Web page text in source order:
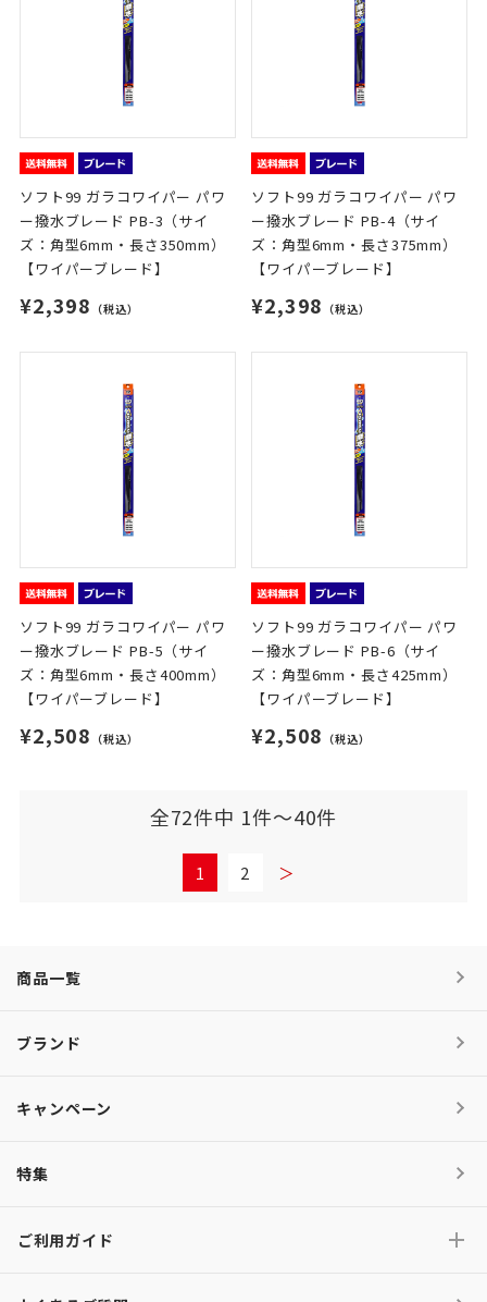
ソフト99 ガラコワイパー パワ
ー撥水ブレード PB-3（サイ
ズ：角型6mm・長さ350mm）
【ワイパーブレード】
¥2,398 （税込）
ソフト99 ガラコワイパー パワ
ー撥水ブレード PB-4（サイ
ズ：角型6mm・長さ375mm）
【ワイパーブレード】
¥2,398 （税込）
ソフト99 ガラコワイパー パワ
ー撥水ブレード PB-5（サイ
ズ：角型6mm・長さ400mm）
【ワイパーブレード】
¥2,508 （税込）
ソフト99 ガラコワイパー パワ
ー撥水ブレード PB-6（サイ
ズ：角型6mm・長さ425mm）
【ワイパーブレード】
¥2,508 （税込）
全72件中 1件～40件
1 2 ＞
商品一覧
ブランド
キャンペーン
特集
ご利用ガイド